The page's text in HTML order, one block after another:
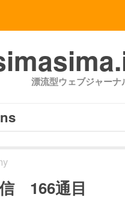
漂流型ウェブジャーナ
166通目